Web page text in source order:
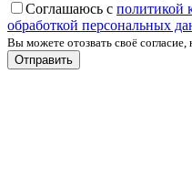
Соглашаюсь с политикой
обработкой персональных
Вы можете отозвать своё